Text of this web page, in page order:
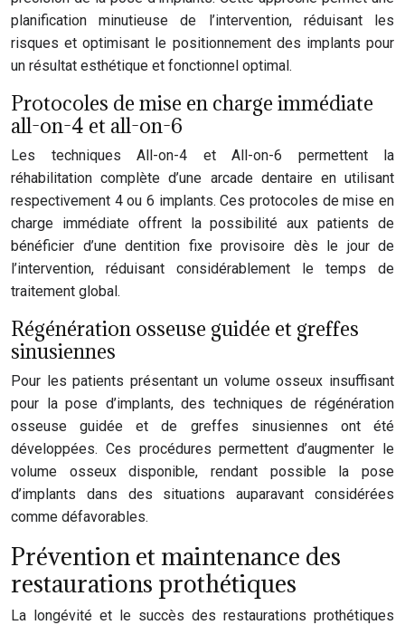
planification minutieuse de l’intervention, réduisant les
risques et optimisant le positionnement des implants pour
un résultat esthétique et fonctionnel optimal.
Protocoles de mise en charge immédiate
all-on-4 et all-on-6
Les techniques All-on-4 et All-on-6 permettent la
réhabilitation complète d’une arcade dentaire en utilisant
respectivement 4 ou 6 implants. Ces protocoles de mise en
charge immédiate offrent la possibilité aux patients de
bénéficier d’une dentition fixe provisoire dès le jour de
l’intervention, réduisant considérablement le temps de
traitement global.
Régénération osseuse guidée et greffes
sinusiennes
Pour les patients présentant un volume osseux insuffisant
pour la pose d’implants, des techniques de régénération
osseuse guidée et de greffes sinusiennes ont été
développées. Ces procédures permettent d’augmenter le
volume osseux disponible, rendant possible la pose
d’implants dans des situations auparavant considérées
comme défavorables.
Prévention et maintenance des
restaurations prothétiques
La longévité et le succès des restaurations prothétiques